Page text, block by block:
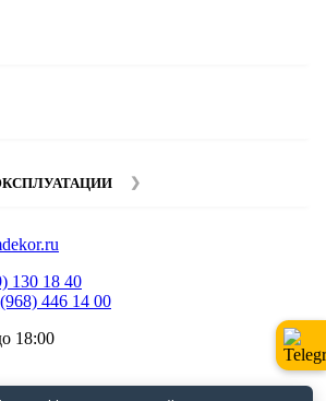
с момента покупки при
от количества и моделей
130 18 40
446 14 00
18:00